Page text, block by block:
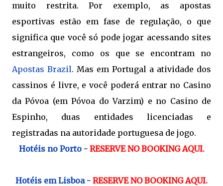
muito restrita. Por exemplo, as apostas
esportivas estão em fase de regulação, o que
significa que você só pode jogar acessando sites
Apostas Brazil. Mas em Portugal a atividade dos
cassinos é livre, e você poderá entrar no Casino
da Póvoa (em Póvoa do Varzim) e no Casino de
Espinho, duas entidades licenciadas e
registradas na autoridade portuguesa de jogo.
Hotéis no Porto - RESERVE NO BOOKING AQUI.
Hotéis em Lisboa - RESERVE NO BOOKING AQUI.